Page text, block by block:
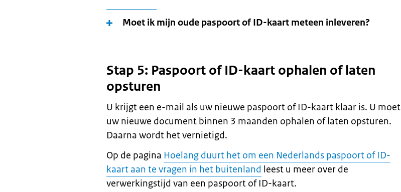
Moet ik mijn oude paspoort of ID-kaart meteen inleveren?
Stap 5: Paspoort of ID-kaart ophalen of laten
opsturen
U krijgt een e-mail als uw nieuwe paspoort of ID-kaart klaar is. U moet
uw nieuwe document binnen 3 maanden ophalen of laten opsturen.
Daarna wordt het vernietigd.
Op de pagina Hoelang duurt het om een Nederlands paspoort of ID-
kaart aan te vragen in het buitenland leest u meer over de
verwerkingstijd van een paspoort of ID-kaart.